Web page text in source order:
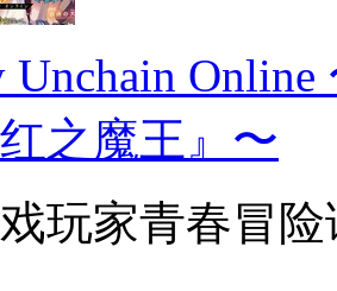
Unchain
之魔王』〜
玩家青春冒险